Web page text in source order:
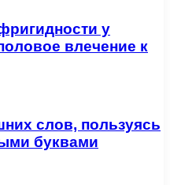
у
влечение к
слов, пользуясь
буквами